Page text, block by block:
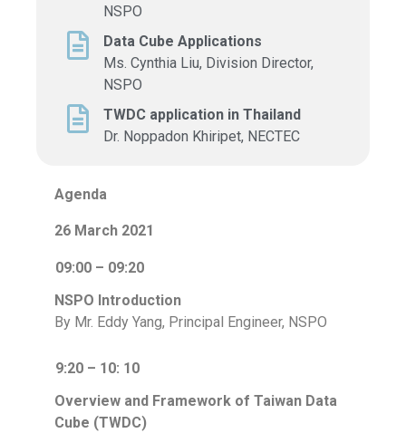
NSPO
Data Cube Applications
Ms. Cynthia Liu, Division Director,
NSPO
TWDC application in Thailand
Dr. Noppadon Khiripet, NECTEC
Agenda
26 March 2021
09:00 – 09:20
NSPO Introduction
By Mr. Eddy Yang, Principal Engineer, NSPO
9:20 – 10: 10
Overview and Framework of Taiwan Data
Cube (TWDC)